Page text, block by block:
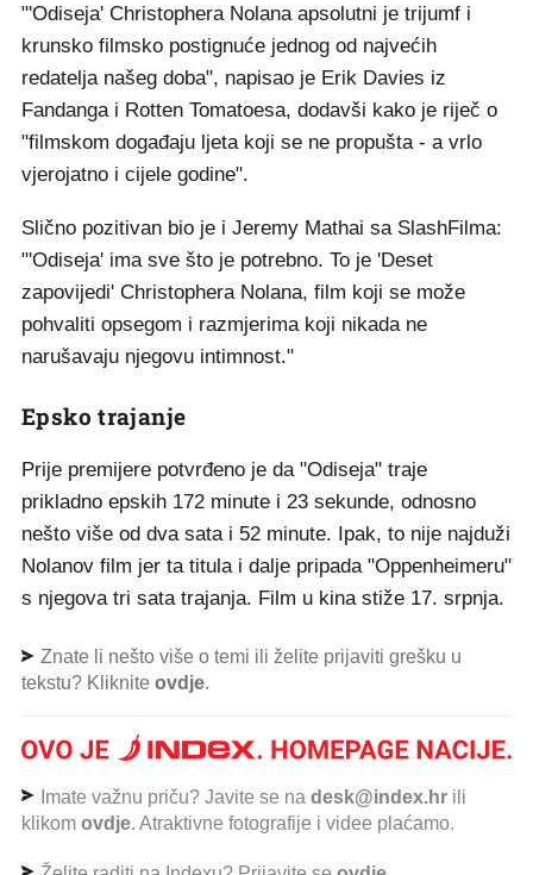
"'Odiseja' Christophera Nolana apsolutni je trijumf i
krunsko filmsko postignuće jednog od najvećih
redatelja našeg doba", napisao je Erik Davies iz
Fandanga i Rotten Tomatoesa, dodavši kako je riječ o
"filmskom događaju ljeta koji se ne propušta - a vrlo
vjerojatno i cijele godine".
Slično pozitivan bio je i Jeremy Mathai sa SlashFilma:
"'Odiseja' ima sve što je potrebno. To je 'Deset
zapovijedi' Christophera Nolana, film koji se može
pohvaliti opsegom i razmjerima koji nikada ne
narušavaju njegovu intimnost."
Epsko trajanje
Prije premijere potvrđeno je da "Odiseja" traje
prikladno epskih 172 minute i 23 sekunde, odnosno
nešto više od dva sata i 52 minute. Ipak, to nije najduži
Nolanov film jer ta titula i dalje pripada "Oppenheimeru"
s njegova tri sata trajanja. Film u kina stiže 17. srpnja.
Znate li nešto više o temi ili želite prijaviti grešku u
tekstu? Kliknite ovdje.
Imate važnu priču? Javite se na desk@index.hr ili
klikom ovdje. Atraktivne fotografije i videe plaćamo.